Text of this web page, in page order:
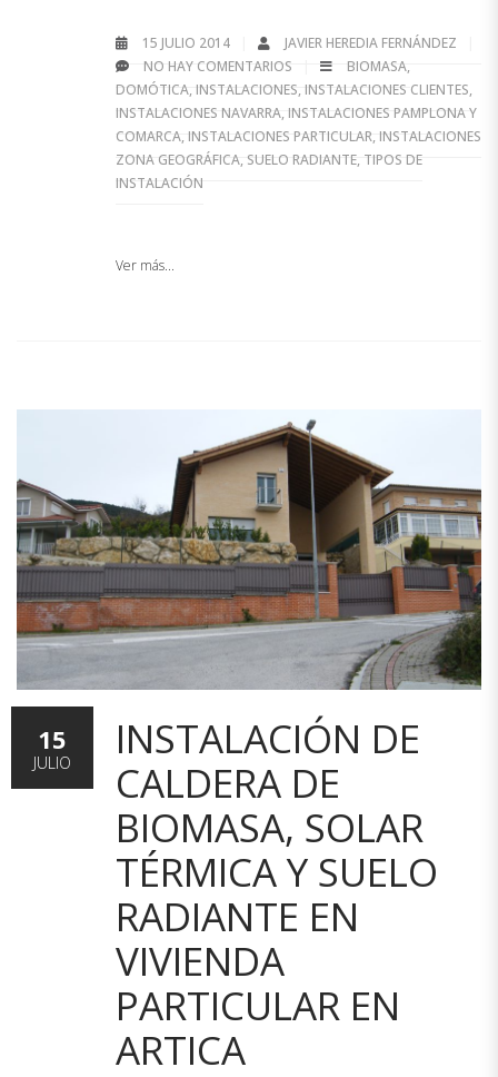
15 JULIO 2014
JAVIER HEREDIA FERNÁNDEZ
NO HAY COMENTARIOS
BIOMASA,
DOMÓTICA, INSTALACIONES, INSTALACIONES CLIENTES,
INSTALACIONES NAVARRA, INSTALACIONES PAMPLONA Y
COMARCA, INSTALACIONES PARTICULAR, INSTALACIONES
ZONA GEOGRÁFICA, SUELO RADIANTE, TIPOS DE
INSTALACIÓN
Ver más...
INSTALACIÓN DE
CALDERA DE
BIOMASA, SOLAR
TÉRMICA Y SUELO
RADIANTE EN
VIVIENDA
PARTICULAR EN
ARTICA
15
JULIO